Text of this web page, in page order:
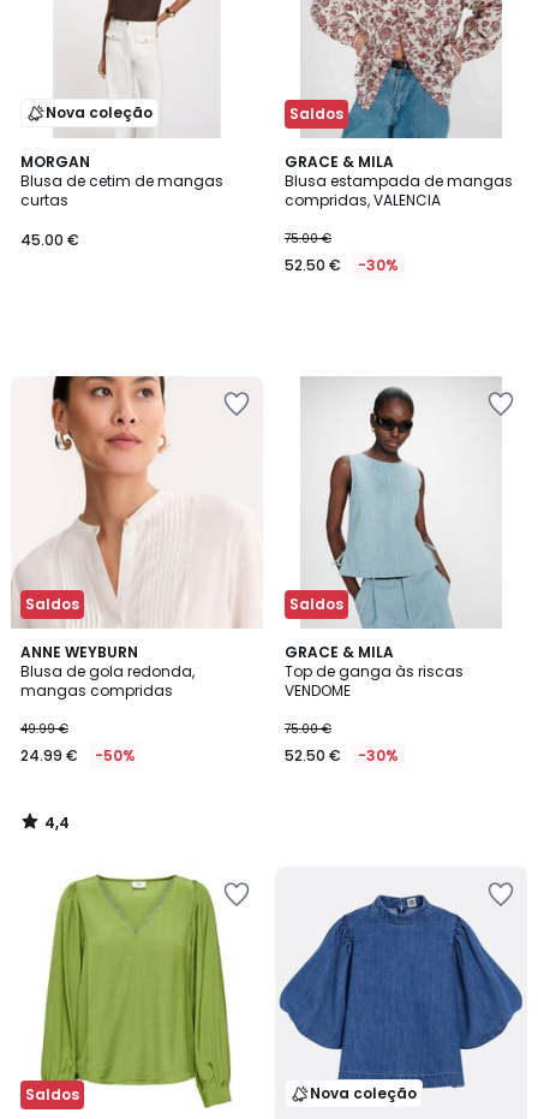
Nova coleção
MORGAN
Blusa de cetim de mangas
curtas
45.00 €
Saldos
GRACE & MILA
Blusa estampada de mangas
compridas, VALENCIA
75.00 €
52.50 € -30%
Saldos
ANNE WEYBURN
Blusa de gola redonda,
mangas compridas
49.99 €
24.99 € -50%
4,4
/ 5
4,4
/
Saldos
GRACE & MILA
Top de ganga às riscas
VENDOME
75.00 €
52.50 € -30%
Saldos Nova coleção